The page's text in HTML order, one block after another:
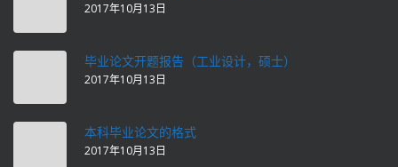
2017年10月13日
毕业论文开题报告（工业设计，硕士）
2017年10月13日
本科毕业论文的格式
2017年10月13日